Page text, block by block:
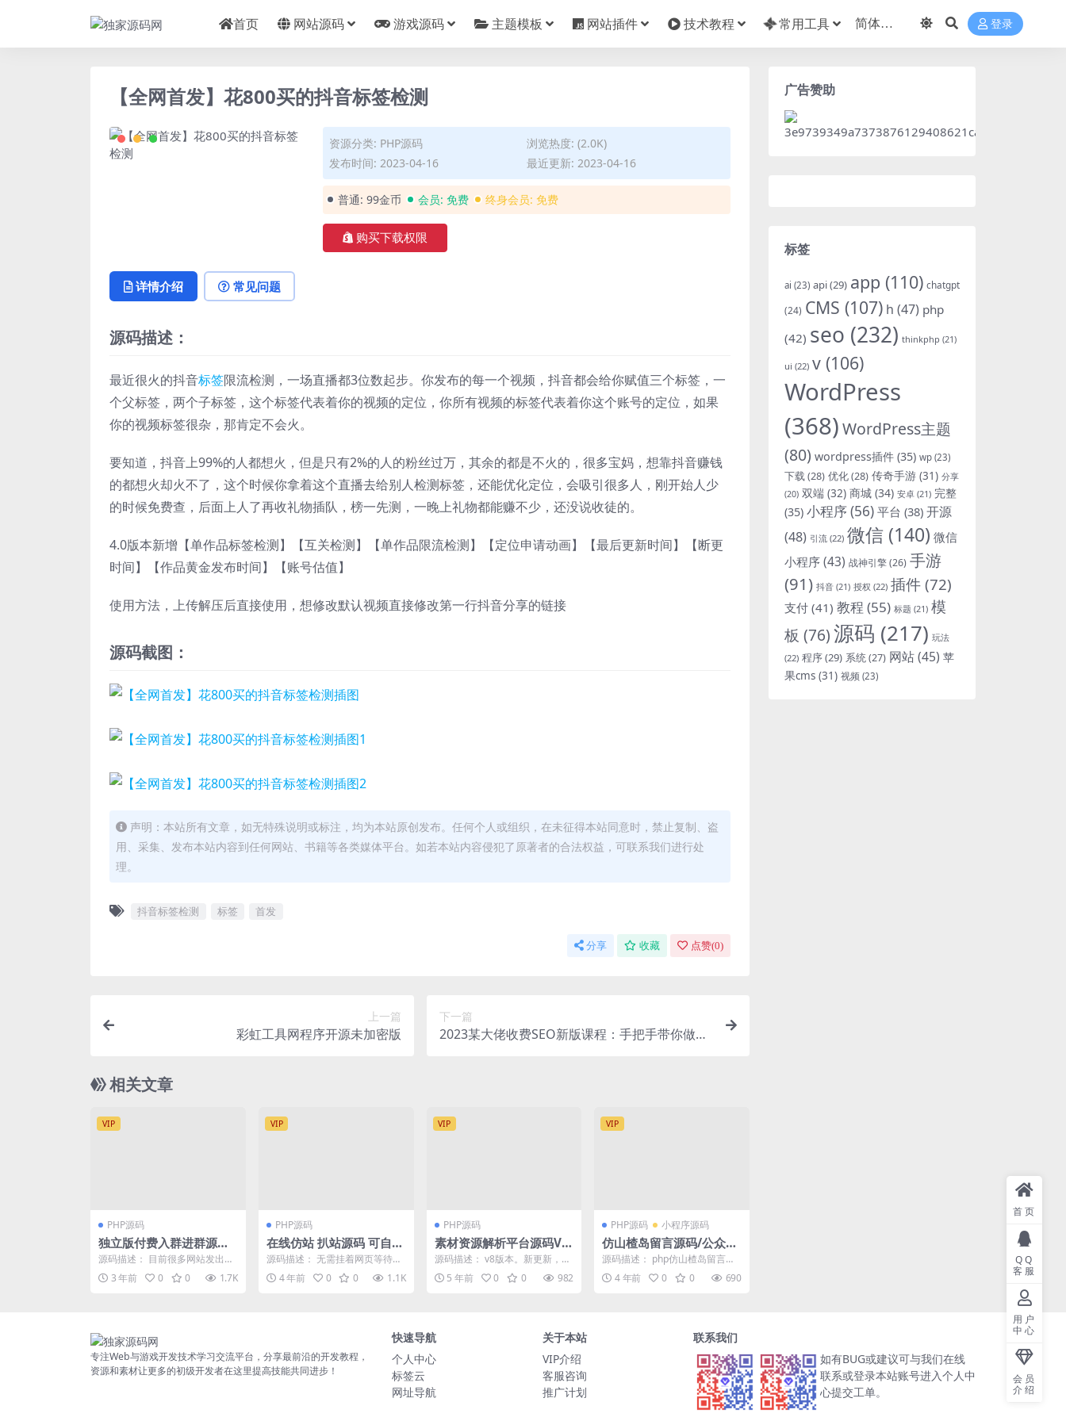
首页 网站源码 游戏源码 主题模板 网站插件 技术教程 常用工具 登录
【全网首发】花800买的抖音标签检测
资源分类: PHP源码
浏览热度: (2.0K)
发布时间: 2023-04-16
最近更新: 2023-04-16
普通: 99金币 会员: 免费 终身会员: 免费
购买下载权限
详情介绍 常见问题
源码描述：
最近很火的抖音标签限流检测，一场直播都3位数起步。你发布的每一个视频，抖音都会给你赋值三个标签，一
个父标签，两个子标签，这个标签代表着你的视频的定位，你所有视频的标签代表着你这个账号的定位，如果
你的视频标签很杂，那肯定不会火。
要知道，抖音上99%的人都想火，但是只有2%的人的粉丝过万，其余的都是不火的，很多宝妈，想靠抖音赚钱
的都想火却火不了，这个时候你拿着这个直播去给别人检测标签，还能优化定位，会吸引很多人，刚开始人少
的时候免费查，后面上人了再收礼物插队，榜一先测，一晚上礼物都能赚不少，还没说收徒的。
4.0版本新增【单作品标签检测】【互关检测】【单作品限流检测】【定位申请动画】【最后更新时间】【断更
时间】【作品黄金发布时间】【账号估值】
使用方法，上传解压后直接使用，想修改默认视频直接修改第一行抖音分享的链接
源码截图：
声明：本站所有文章，如无特殊说明或标注，均为本站原创发布。任何个人或组织，在未征得本站同意时，禁止复制、盗
用、采集、发布本站内容到任何网站、书籍等各类媒体平台。如若本站内容侵犯了原著者的合法权益，可联系我们进行处
理。
抖音标签检测 标签 首发
分享 收藏 点赞(0)
上一篇
彩虹工具网程序开源未加密版
下一篇
2023某大佬收费SEO新版课程：手把手带你做出
相关文章
VIP
PHP源码
独立版付费入群进群源码/
支持代理分销/九块九进群
只是付费
源码描述： 目前很多网站发出的
独立版源码，都是盗版残缺的，
搭建出来也无法运营。会...
3 年前 0 0 1.7K
VIP
PHP源码
在线仿站 扒站源码 可自定
义邮箱接口
源码描述： 无需挂着网页等待，
点击提交任务就可以去自己邮箱
等着了 这个接口可以用...
4 年前 0 0 1.1K
VIP
PHP源码
素材资源解析平台源码V8.
0 第三方平台下载
源码描述： v8版本。新更新，全
新的解析架构。 小白问题一：为
什么我不能解析? ...
5 年前 0 0 982
VIP
PHP源码 小程序源码
仿山楂岛留言源码/公众号
吸粉/短视频引流神器
源码描述： php仿山楂岛留言本
源码 最近抖音非常火的山楂岛，
用php简单的仿了...
4 年前 0 0 690
广告赞助
标签
ai (23) api(29) app (110) chatgpt
(24) CMS (107) h (47) php
(42) seo (232) thinkphp (21)
ui (22) v (106)
WordPress
(368)WordPress主题
(80) wordpress插件 (35) wp (23)
下载(28) 优化(28) 传奇手游 (31) 分享
(20) 双端 (32) 商城 (34) 安卓 (21) 完整
(35) 小程序(56) 平台 (38) 开源
(48) 引流 (22) 微信 (140) 微信
小程序(43) 战神引擎(26) 手游
(91) 抖音 (21) 授权 (22) 插件 (72)
支付 (41) 教程 (55) 标题 (21) 模
板 (76)源码 (217) 玩法
(22) 程序(29) 系统(27) 网站(45) 苹
果cms (31) 视频 (23)
专注Web与游戏开发技术学习交流平台，分享最前沿的开发教程，
资源和素材让更多的初级开发者在这里提高技能共同进步！
快速导航
个人中心
标签云
网址导航
关于本站
VIP介绍
客服咨询
推广计划
联系我们
如有BUG或建议可与我们在线
联系或登录本站账号进入个人中
心提交工单。
首页
QQ
客服
用户
中心
会员
介绍